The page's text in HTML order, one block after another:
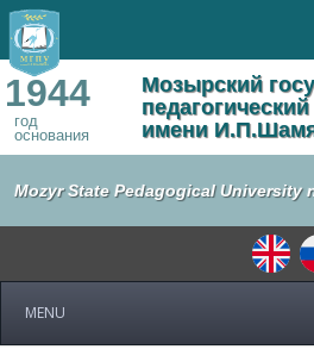
1944
год
основания
Мозырский
имени
Mozyr State Pedagogical University
MENU